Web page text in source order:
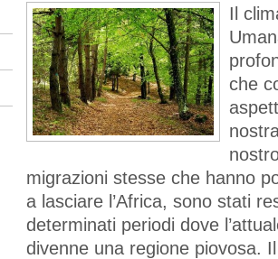
Il
che
migrazioni stesse che hanno
a lasciare l’Africa, sono stati
determinati periodi dove
divenne una regione piovosa.